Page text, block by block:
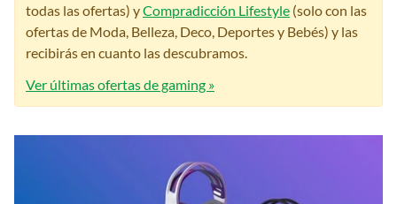
todas las ofertas) yCompradicción Lifestyle (solo con las
ofertas de Moda, Belleza, Deco, Deportes y Bebés) y las
recibirás en cuanto las descubramos.
Ver últimas ofertas de gaming »